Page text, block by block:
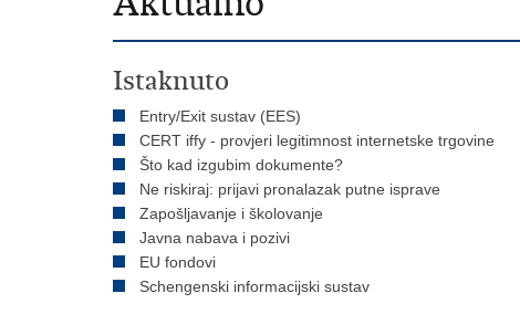
Istaknuto
Entry/Exit sustav (EES)
CERT iffy - provjeri legitimnost internetske trgovine
Što kad izgubim dokumente?
Ne riskiraj: prijavi pronalazak putne isprave
Zapošljavanje i školovanje
Javna nabava i pozivi
EU fondovi
Schengenski informacijski sustav